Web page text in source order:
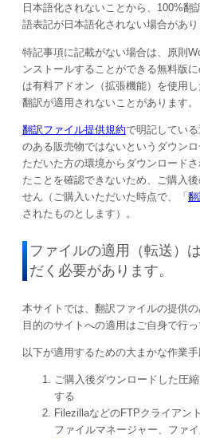
日本語化されないことから、100%翻
語表記が日本語化されない場合があり
特記事項に記載がない場合は、原則
ンストールすることができる無料版
は有料アドオン（拡張機能）を使用
翻訳が適用されないことがあります。
翻訳ファイル提供規約で明記してい
のある販売物ではないというダウン
ただいた方の環境からダウンロード
たことを確認できないため、ご購入
せん（ご購入いただいた時点で、「
されたものとします）。
ファイルの適用（転送）
だく必要があります。
本サイトでは、翻訳ファイルの提供の
目的のサイトへの適用はご自身で行
以下が適用するための大まかな作業手
ご購入後ダウンロードした圧
する
FilezillaなどのFTPクライアン
ファイルマネージャー、ファ